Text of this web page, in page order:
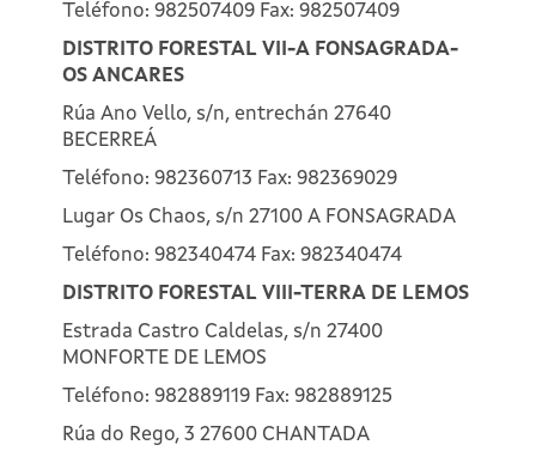
Teléfono: 982507409 Fax: 982507409
DISTRITO FORESTAL VII-A FONSAGRADA-
OS ANCARES
Rúa Ano Vello, s/n, entrechán 27640
BECERREÁ
Teléfono: 982360713 Fax: 982369029
Lugar Os Chaos, s/n 27100 A FONSAGRADA
Teléfono: 982340474 Fax: 982340474
DISTRITO FORESTAL VIII-TERRA DE LEMOS
Estrada Castro Caldelas, s/n 27400
MONFORTE DE LEMOS
Teléfono: 982889119 Fax: 982889125
Rúa do Rego, 3 27600 CHANTADA